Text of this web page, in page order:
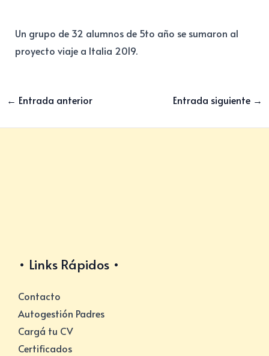
Un grupo de 32 alumnos de 5to año se sumaron al
proyecto viaje a Italia 2019.
← Entrada anterior Entrada siguiente →
Links Rápidos
Contacto
Autogestión Padres
Cargá tu CV
Certificados